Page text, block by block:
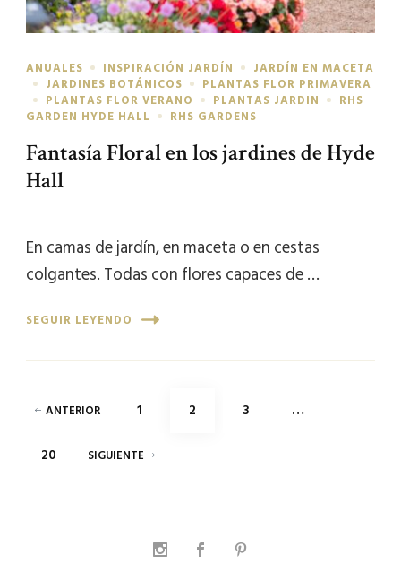
ANUALES INSPIRACIÓN JARDÍN
JARDÍN EN MACETA
JARDINES BOTÁNICOS
PLANTAS FLOR PRIMAVERA
PLANTAS FLOR VERANO
PLANTAS JARDIN
RHS
GARDEN HYDE HALL
RHS GARDENS
Fantasía Floral en los jardines de Hyde
Hall
En camas de jardín, en maceta o en cestas
colgantes. Todas con flores capaces de …
SEGUIR LEYENDO
Paginación
de
entradas
ANTERIOR PÁGINA
1 PÁGINA
2 PÁGINA
3 …
PÁGINA
20 SIGUIENTE